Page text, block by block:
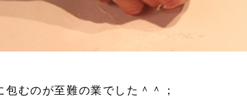
むのが至難の業でした＾＾；